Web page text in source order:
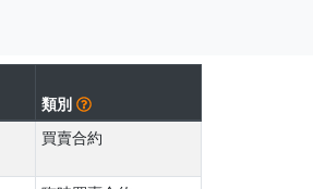
類別
買賣合約